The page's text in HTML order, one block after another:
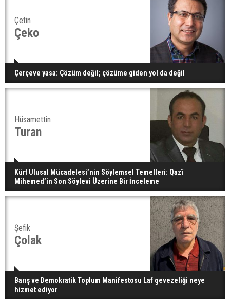
Çetin
Çeko
Çerçeve yasa: Çözüm değil; çözüme giden yol da değil
Hüsamettin
Turan
Kürt Ulusal Mücadelesi’nin Söylemsel Temelleri: Qazî
Mihemed’in Son Söylevi Üzerine Bir İnceleme
Şefik
Çolak
Barış ve Demokratik Toplum Manifestosu Laf gevezeliği neye
hizmet ediyor